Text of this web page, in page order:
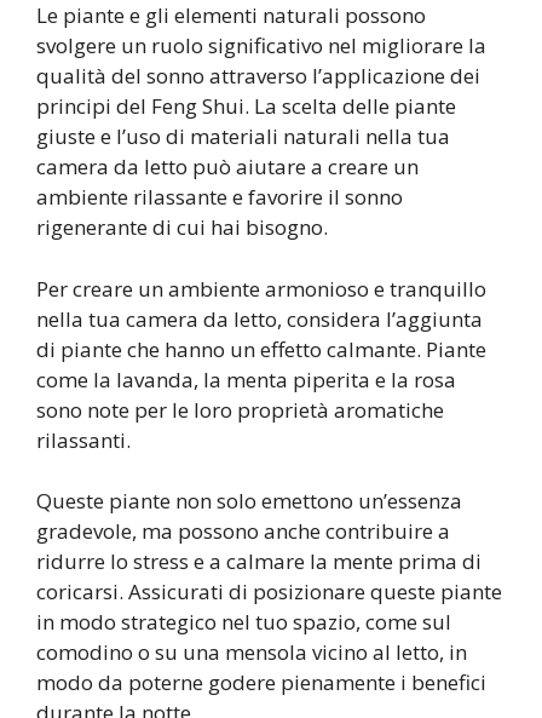
Le piante e gli elementi naturali possono
svolgere un ruolo significativo nel migliorare la
qualità del sonno attraverso l’applicazione dei
principi del Feng Shui. La scelta delle piante
giuste e l’uso di materiali naturali nella tua
camera da letto può aiutare a creare un
ambiente rilassante e favorire il sonno
rigenerante di cui hai bisogno.
Per creare un ambiente armonioso e tranquillo
nella tua camera da letto, considera l’aggiunta
di piante che hanno un effetto calmante. Piante
come la lavanda, la menta piperita e la rosa
sono note per le loro proprietà aromatiche
rilassanti.
Queste piante non solo emettono un’essenza
gradevole, ma possono anche contribuire a
ridurre lo stress e a calmare la mente prima di
coricarsi. Assicurati di posizionare queste piante
in modo strategico nel tuo spazio, come sul
comodino o su una mensola vicino al letto, in
modo da poterne godere pienamente i benefici